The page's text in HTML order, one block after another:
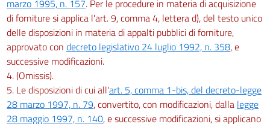
marzo 1995, n. 157. Per le procedure in materia di acquisizione
di forniture si applica l'art. 9, comma 4, lettera d), del testo unico
delle disposizioni in materia di appalti pubblici di forniture,
approvato con decreto legislativo 24 luglio 1992, n. 358, e
successive modificazioni.
4. (Omissis).
5. Le disposizioni di cui all'art. 5, comma 1-bis, del decreto-legge
28 marzo 1997, n. 79, convertito, con modificazioni, dalla legge
28 maggio 1997, n. 140, e successive modificazioni, si applicano